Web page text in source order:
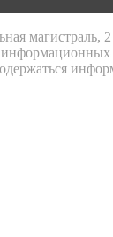
магистраль,